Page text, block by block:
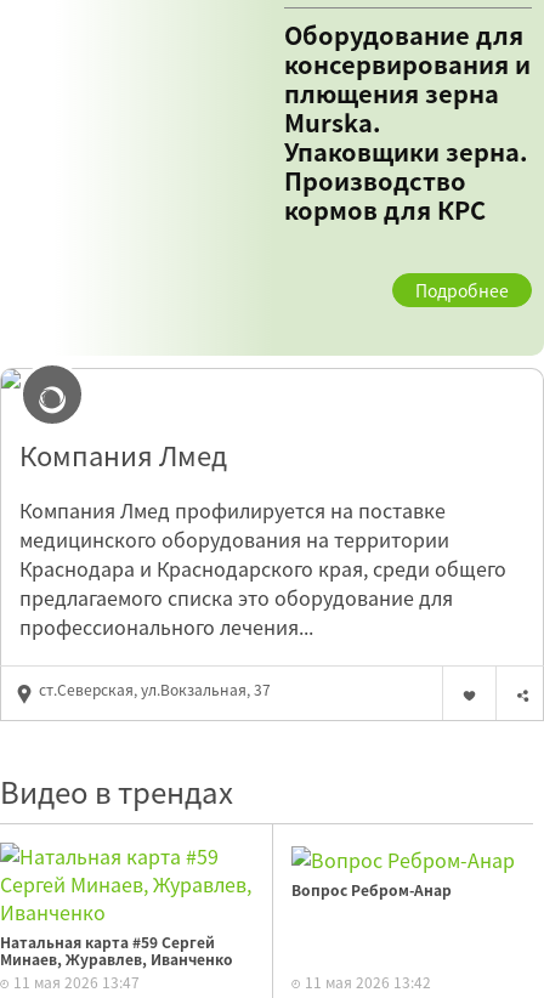
Оборудование для
консервирования и
плющения зерна
Murska.
Упаковщики зерна.
Производство
кормов для КРС
Подробнее
Компания Лмед
Компания Лмед профилируется на поставке
медицинского оборудования на территории
Краснодара и Краснодарского края, среди общего
предлагаемого списка это оборудование для
профессионального лечения...
ст.Северская, ул.Вокзальная, 37
Видео в трендах
Натальная карта #59 Сергей
Минаев, Журавлев, Иванченко
11 мая 2026 13:47
Вопрос Ребром-Анар
11 мая 2026 13:42